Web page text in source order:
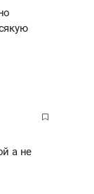
а не